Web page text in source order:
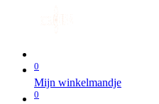
0
Mijn winkelmandje
0